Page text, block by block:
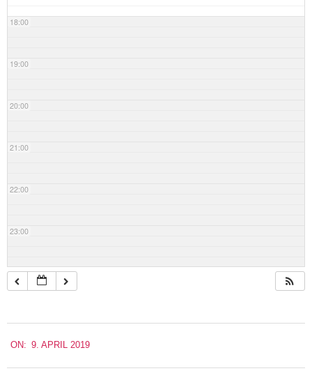
18:00
19:00
20:00
21:00
22:00
23:00
04-
09
ON: 9. APRIL 2019